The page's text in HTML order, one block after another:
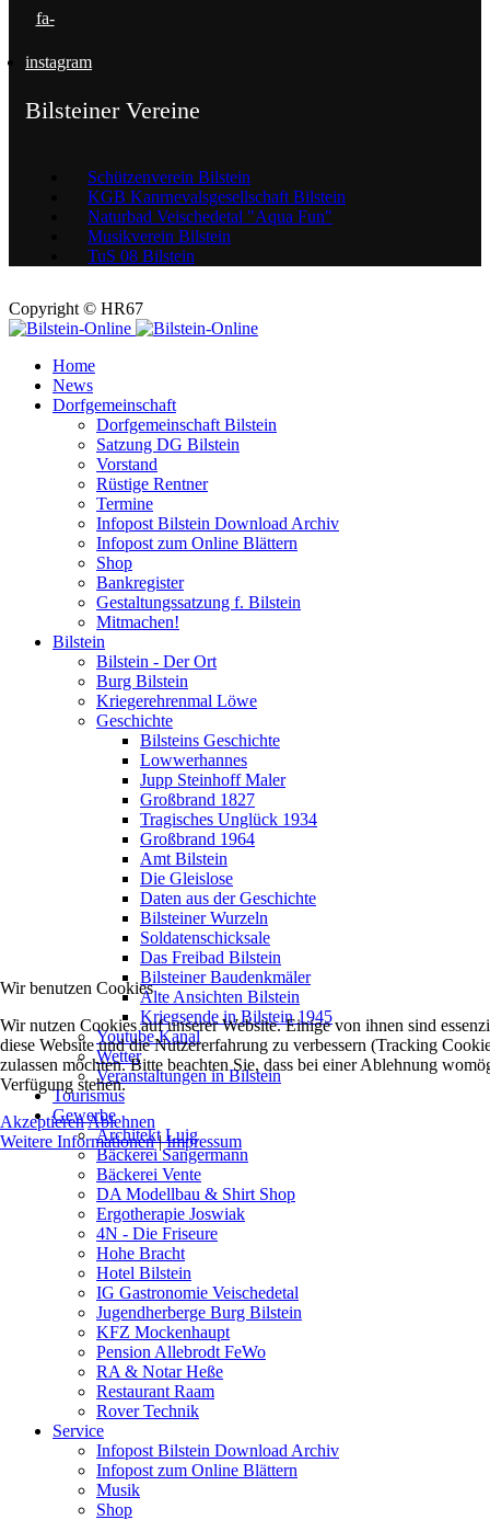
fa-
instagram
Bilsteiner Vereine
Schützenverein Bilstein
KGB Kanrnevalsgesellschaft Bilstein
Naturbad Veischedetal "Aqua Fun"
Musikverein Bilstein
TuS 08 Bilstein
Copyright © HR67
Home
News
Dorfgemeinschaft
Dorfgemeinschaft Bilstein
Satzung DG Bilstein
Vorstand
Rüstige Rentner
Termine
Infopost Bilstein Download Archiv
Infopost zum Online Blättern
Shop
Bankregister
Gestaltungssatzung f. Bilstein
Mitmachen!
Bilstein
Bilstein - Der Ort
Burg Bilstein
Kriegerehrenmal Löwe
Geschichte
Bilsteins Geschichte
Lowwerhannes
Jupp Steinhoff Maler
Großbrand 1827
Tragisches Unglück 1934
Großbrand 1964
Amt Bilstein
Die Gleislose
Daten aus der Geschichte
Bilsteiner Wurzeln
Soldatenschicksale
Das Freibad Bilstein
Bilsteiner Baudenkmäler
Alte Ansichten Bilstein
Kriegsende in Bilstein 1945
Youtube Kanal
Wetter
Veranstaltungen in Bilstein
Tourismus
Gewerbe
Architekt Luig
Bäckerei Sangermann
Bäckerei Vente
DA Modellbau & Shirt Shop
Ergotherapie Joswiak
4N - Die Friseure
Hohe Bracht
Hotel Bilstein
IG Gastronomie Veischedetal
Jugendherberge Burg Bilstein
KFZ Mockenhaupt
Pension Allebrodt FeWo
RA & Notar Heße
Restaurant Raam
Rover Technik
Service
Infopost Bilstein Download Archiv
Infopost zum Online Blättern
Musik
Shop
Wir benutzen Cookies
Wir nutzen Cookies auf unserer Website. Einige von ihnen sind
diese Website und die Nutzererfahrung zu verbessern (Tracking
zulassen möchten. Bitte beachten Sie, dass bei einer Ablehnung
Verfügung stehen.
AkzeptierenAblehnen
Weitere Informationen|Impressum